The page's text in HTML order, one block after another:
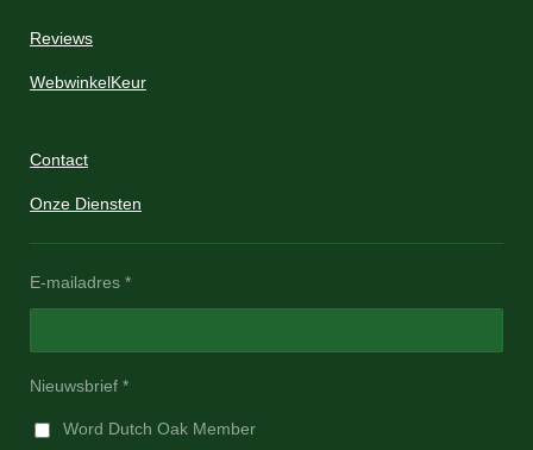
Reviews
WebwinkelKeur
Contact
Onze Diensten
E-mailadres *
Nieuwsbrief *
Word Dutch Oak Member